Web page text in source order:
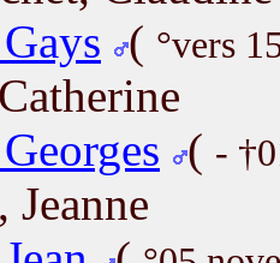
( °vers
( -